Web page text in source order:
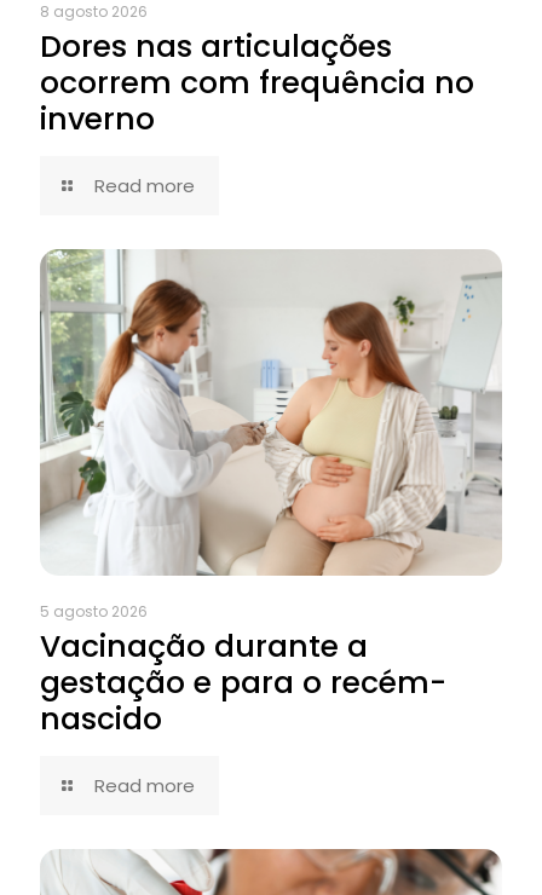
8 agosto 2026
Dores nas articulações
ocorrem com frequência no
inverno
Read more
5 agosto 2026
Vacinação durante a
gestação e para o recém-
nascido
Read more